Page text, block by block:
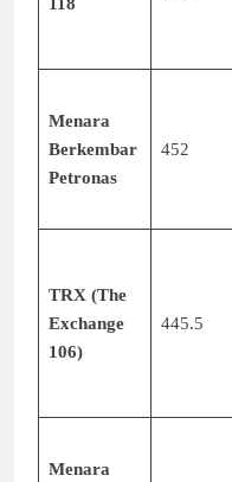
118
Menara
Berkembar
Petronas
452
TRX (The
Exchange
106)
445.5
Menara